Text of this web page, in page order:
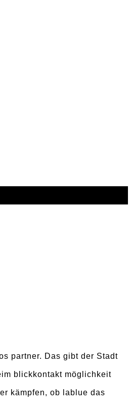
partner. Das gibt der Stadt
blickkontakt möglichkeit
kämpfen, ob lablue das